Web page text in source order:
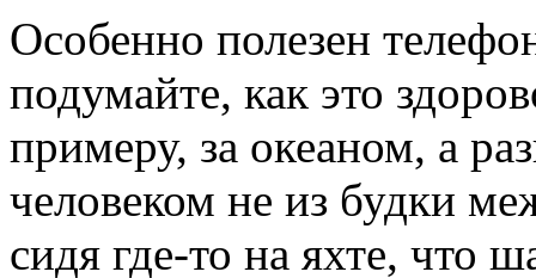
Особенно полезен
подумайте, как это
примеру, за океаном, а
человеком не из будки
сидя где-то на яхте, что